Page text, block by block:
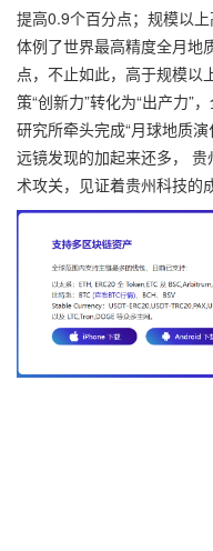
提高0.9个百分点；规模以
体例了世界最高精度全月地
点，不止如此，高于规模以
策“创新力”转化为“出产力”
研究所牵头完成“月球地质
远镜发现的加起来还多，
术攻关，见证着贵州科技的